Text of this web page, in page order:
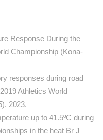
Response During the
Championship (Kona-
responses during road
Athletics World
2023.
up to 41.5ºC during
in the heat Br J